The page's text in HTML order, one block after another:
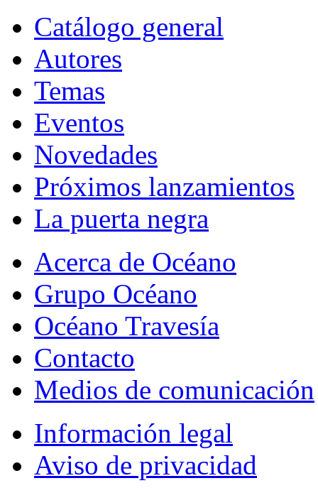
Catálogo general
Autores
Temas
Eventos
Novedades
Próximos lanzamientos
La puerta negra
Acerca de Océano
Grupo Océano
Océano Travesía
Contacto
Medios de comunicación
Información legal
Aviso de privacidad